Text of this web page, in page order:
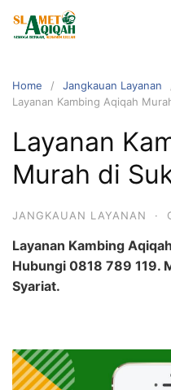
Home
Jangkauan Layanan
Layanan Kambing Aqiqah
Layanan
Murah di
JANGKAUAN LAYANAN ·
Layanan Kambing
Hubungi 0818 789 119.
Syariat.